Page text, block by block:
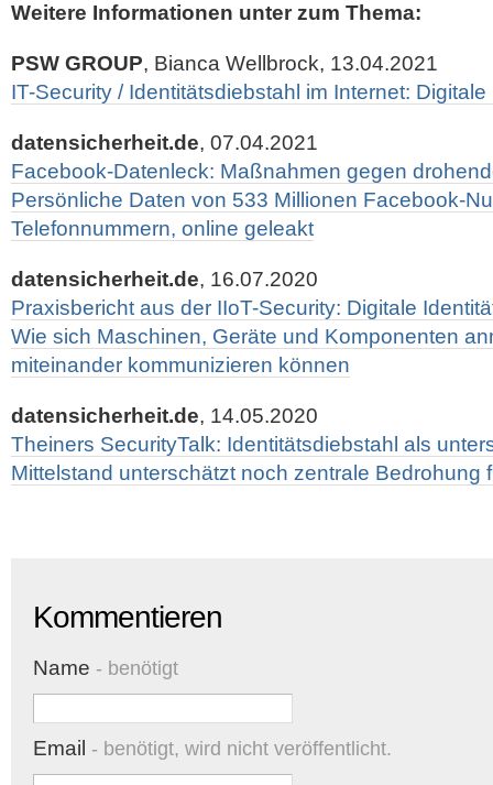
Weitere Informationen unter zum Thema:
PSW GROUP, Bianca Wellbrock, 13.04.2021
IT-Security / Identitätsdiebstahl im Internet:
datensicherheit.de, 07.04.2021
Facebook-Datenleck: Maßnahmen gegen
Persönliche Daten von 533 Millionen Facebook-
Telefonnummern, online geleakt
datensicherheit.de, 16.07.2020
Praxisbericht aus der IIoT-Security: Digitale
Wie sich Maschinen, Geräte und Komponenten
miteinander kommunizieren können
datensicherheit.de, 14.05.2020
Theiners SecurityTalk: Identitätsdiebstahl als
Mittelstand unterschätzt noch zentrale Bedrohung
Kommentieren
Name - benötigt
Email - benötigt, wird nicht veröffentlicht.